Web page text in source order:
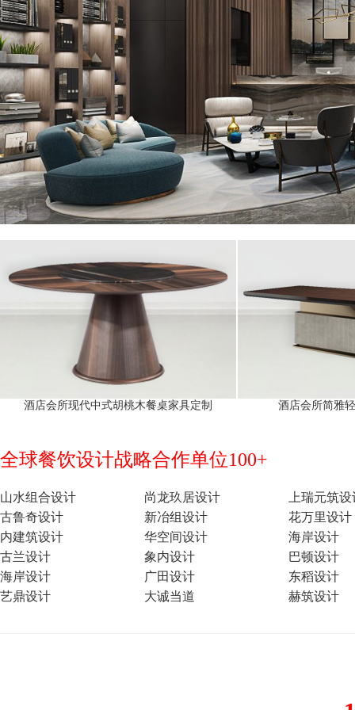
酒店会所现代中式胡桃木餐桌家具定制 酒店会所简雅
全球餐饮设计战略合作单位100+
山水组合设计 尚龙玖居设计
上瑞元筑
古鲁奇设计
新冶组设计
花万里设计
内建筑设计
华空间设计
海岸设计
古兰设计
象内设计
巴顿设计
海岸设计
广田设计
东稻设计
艺鼎设计
大诚当道 赫筑设计